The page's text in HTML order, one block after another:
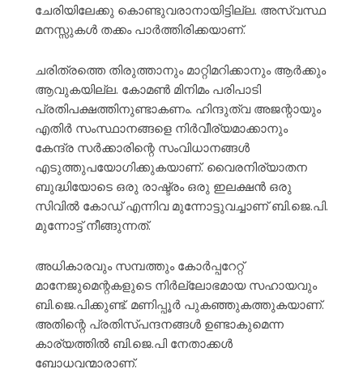
ചേരിയിലേക്കു കൊണ്ടുവരാനായിട്ടില്ല. അസ്വസ്ഥ
മനസ്സുകൾ തക്കം പാർത്തിരിക്കയാണ്.
ചരിത്രത്തെ തിരുത്താനും മാറ്റിമറിക്കാനും ആർക്കും
ആവുകയില്ല. കോമൺ മിനിമം പരിപാടി
പ്രതിപക്ഷത്തിനുണ്ടാകണം. ഹിന്ദുത്വ അജന്റായും
എതിർ സംസ്ഥാനങ്ങളെ നിർവീര്യമാക്കാനും
കേന്ദ്ര സർക്കാരിന്റെ സംവിധാനങ്ങൾ
എടുത്തുപയോഗിക്കുകയാണ്. വൈരനിര്യാതന
ബുദ്ധിയോടെ ഒരു രാഷ്ട്രം ഒരു ഇലക്ഷൻ ഒരു
സിവിൽ കോഡ് എന്നിവ മുന്നോട്ടുവച്ചാണ് ബി.ജെ.പി.
മുന്നോട്ട് നീങ്ങുന്നത്.
അധികാരവും സമ്പത്തും കോർപ്പറേറ്റ്
മാനേജുമെന്റകളുടെ നിർല്ലോഭമായ സഹായവും
ബി.ജെ.പിക്കുണ്ട്. മണിപ്പൂർ പുകഞ്ഞുകത്തുകയാണ്.
അതിന്റെ പ്രതിസ്പന്ദനങ്ങൾ ഉണ്ടാകുമെന്ന
കാര്യത്തിൽ ബി.ജെ.പി നേതാക്കൾ
ബോധവന്മാരാണ്.